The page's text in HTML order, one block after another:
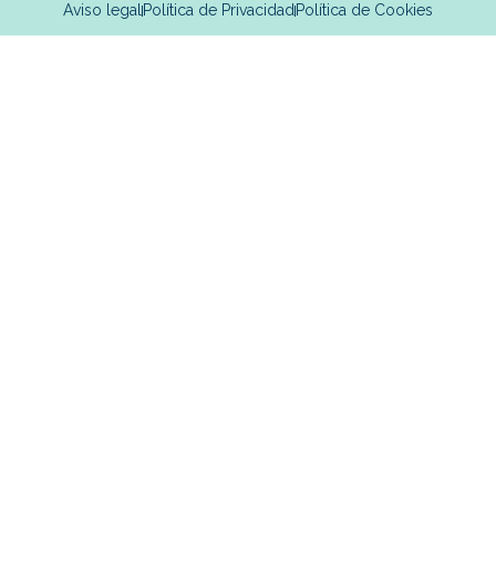
Aviso legalPolítica de PrivacidadPolítica de Cookies